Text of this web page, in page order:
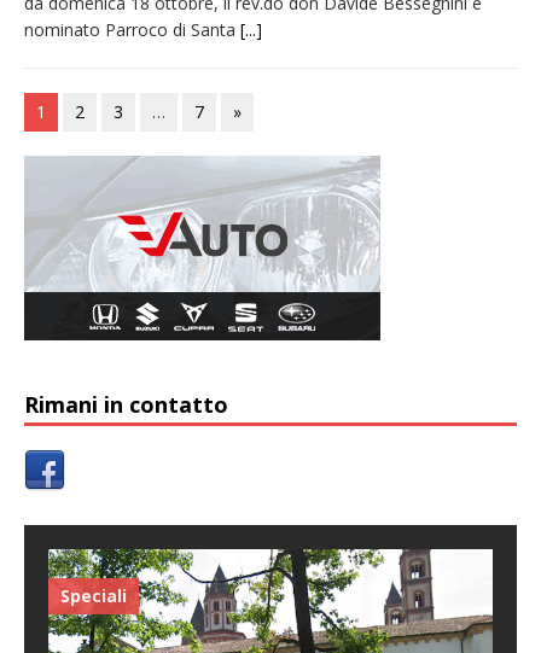
nominato Parroco di Santa [...]
1 2 3 … 7 »
Rimani in contatto
Speciali